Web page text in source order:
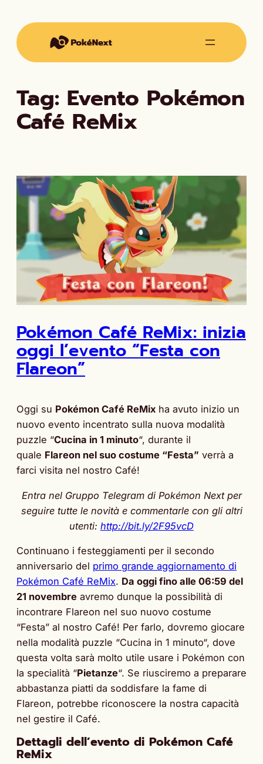
contenuto
Tag: Evento Pokémon
Café ReMix
Pokémon Café ReMix: inizia
oggi l’evento “Festa con
Flareon”
Oggi su Pokémon Café ReMix ha avuto inizio un
nuovo evento incentrato sulla nuova modalità
puzzle “Cucina in 1 minuto“, durante il
quale Flareon nel suo costume “Festa” verrà a
farci visita nel nostro Café!
Entra nel Gruppo Telegram di Pokémon Next per
seguire tutte le novità e commentarle con gli altri
utenti: http://bit.ly/2F95vcD
Continuano i festeggiamenti per il secondo
anniversario del primo grande aggiornamento di
Pokémon Café ReMix. Da oggi fino alle 06:59 del
21 novembre avremo dunque la possibilità di
incontrare Flareon nel suo nuovo costume
“Festa” al nostro Café! Per farlo, dovremo giocare
nella modalità puzzle “Cucina in 1 minuto“, dove
questa volta sarà molto utile usare i Pokémon con
la specialità “Pietanze“. Se riusciremo a preparare
abbastanza piatti da soddisfare la fame di
Flareon, potrebbe riconoscere la nostra capacità
nel gestire il Café.
Dettagli dell’evento di Pokémon Café
ReMix